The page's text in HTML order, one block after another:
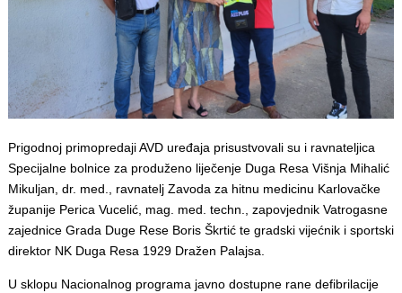
Prigodnoj primopredaji AVD uređaja prisustvovali su i ravnateljica
Specijalne bolnice za produženo liječenje Duga Resa Višnja Mihalić
Mikuljan, dr. med., ravnatelj Zavoda za hitnu medicinu Karlovačke
županije Perica Vucelić, mag. med. techn., zapovjednik Vatrogasne
zajednice Grada Duge Rese Boris Škrtić te gradski vijećnik i sportski
direktor NK Duga Resa 1929 Dražen Palajsa.
U sklopu Nacionalnog programa javno dostupne rane defibrilacije